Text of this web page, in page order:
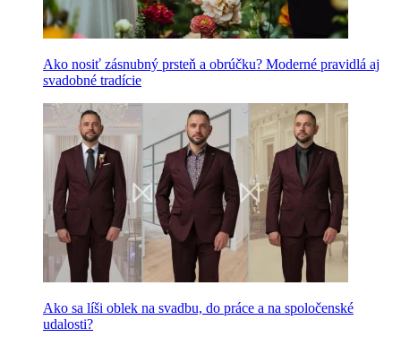
Ako nosiť zásnubný prsteň a obrúčku? Moderné pravidlá aj
svadobné tradície
Ako sa líši oblek na svadbu, do práce a na spoločenské
udalosti?